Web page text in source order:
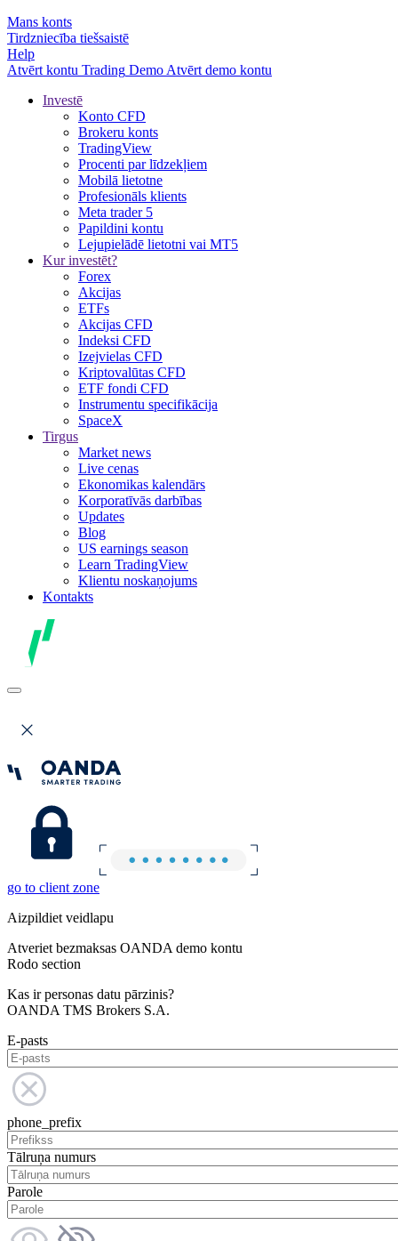
Mans konts
Tirdzniecība tiešsaistē
Help
Atvērt kontu Trading Demo Atvērt demo kontu
Investē
Konto CFD
Brokeru konts
TradingView
Procenti par līdzekļiem
Mobilā lietotne
Profesionāls klients
Meta trader 5
Papildini kontu
Lejupielādē lietotni vai MT5
Kur investēt?
Forex
Akcijas
ETFs
Akcijas CFD
Indeksi CFD
Izejvielas CFD
Kriptovalūtas CFD
ETF fondi CFD
Instrumentu specifikācija
SpaceX
Tirgus
Market news
Live cenas
Ekonomikas kalendārs
Korporatīvās darbības
Updates
Blog
US earnings season
Learn TradingView
Klientu noskaņojums
Kontakts
go to client zone
Aizpildiet veidlapu
Atveriet bezmaksas OANDA demo kontu
Rodo section
Kas ir personas datu pārzinis?
OANDA TMS Brokers S.A.
E-pasts
phone_prefix
Tālruņa numurs
Parole